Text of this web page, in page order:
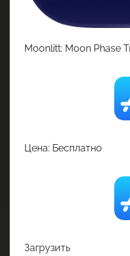
Moonlitt: Moon Phase
Цена: Бесплатно
Загрузить